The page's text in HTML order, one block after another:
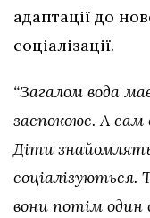
адаптації до
соціалізації.
“Загалом вода
заспокоює. А
Діти
соціалізуються.
вони потім один